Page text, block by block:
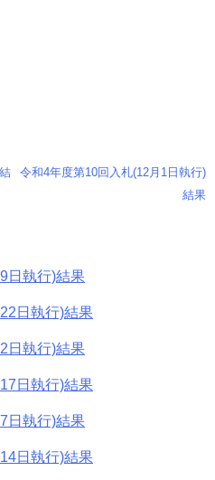
令和4年度第10回入札(12月1日執行)
結果
日執行)結果
日執行)結果
日執行)結果
日執行)結果
日執行)結果
日執行)結果